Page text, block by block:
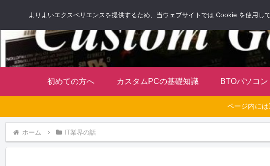
初めての方へ カスタムPCの基礎知識 BTOパソコン
ページ内には
ホーム IT業界の話
よりよいエクスペリエンスを提供するため、当ウェブサイトでは Cookie を使用し